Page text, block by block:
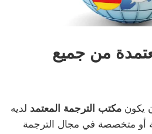
من جميع
يكون مكتب الترجمة المعتمد لديه
أو متخصصة في مجال الترجمة